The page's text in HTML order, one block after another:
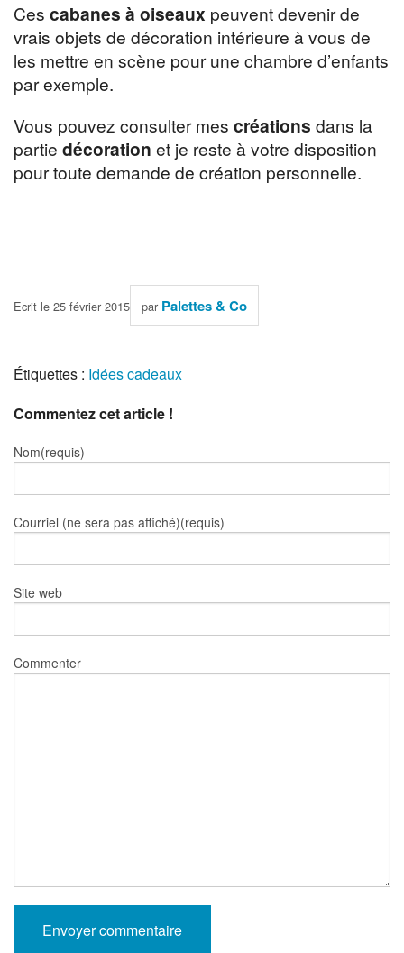
Ces cabanes à oiseaux peuvent devenir de
vrais objets de décoration intérieure à vous de
les mettre en scène pour une chambre d’enfants
par exemple.
Vous pouvez consulter mes créations dans la
partie décoration et je reste à votre disposition
pour toute demande de création personnelle.
Ecrit le 25 février 2015 par Palettes & Co
Étiquettes : Idées cadeaux
Commentez cet article !
Nom(requis)
Courriel (ne sera pas affiché)(requis)
Site web
Commenter